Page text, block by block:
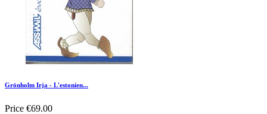
Grönholm Irja - L'estonien...
Price €69.00